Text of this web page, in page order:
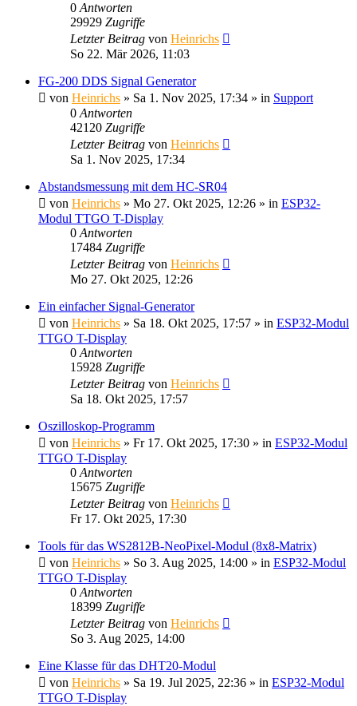
0 Antworten
29929 Zugriffe
Letzter Beitrag von Heinrichs
So 22. Mär 2026, 11:03
FG-200 DDS Signal Generator
von Heinrichs » Sa 1. Nov 2025, 17:34 » in Support
0 Antworten
42120 Zugriffe
Letzter Beitrag von Heinrichs
Sa 1. Nov 2025, 17:34
Abstandsmessung mit dem HC-SR04
von Heinrichs » Mo 27. Okt 2025, 12:26 » in ESP32-
Modul TTGO T-Display
0 Antworten
17484 Zugriffe
Letzter Beitrag von Heinrichs
Mo 27. Okt 2025, 12:26
Ein einfacher Signal-Generator
von Heinrichs » Sa 18. Okt 2025, 17:57 » in ESP32-Modul
TTGO T-Display
0 Antworten
15928 Zugriffe
Letzter Beitrag von Heinrichs
Sa 18. Okt 2025, 17:57
Oszilloskop-Programm
von Heinrichs » Fr 17. Okt 2025, 17:30 » in ESP32-Modul
TTGO T-Display
0 Antworten
15675 Zugriffe
Letzter Beitrag von Heinrichs
Fr 17. Okt 2025, 17:30
Tools für das WS2812B-NeoPixel-Modul (8x8-Matrix)
von Heinrichs » So 3. Aug 2025, 14:00 » in ESP32-Modul
TTGO T-Display
0 Antworten
18399 Zugriffe
Letzter Beitrag von Heinrichs
So 3. Aug 2025, 14:00
Eine Klasse für das DHT20-Modul
von Heinrichs » Sa 19. Jul 2025, 22:36 » in ESP32-Modul
TTGO T-Display